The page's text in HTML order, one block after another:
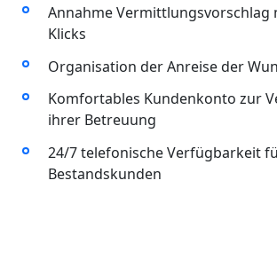
Annahme Vermittlungsvorschlag
Klicks
Organisation der Anreise der
Komfortables Kundenkonto zur
ihrer Betreuung
24/7 telefonische Verfügbarkeit
Bestandskunden